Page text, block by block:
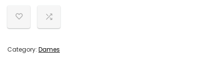
Category: Dames